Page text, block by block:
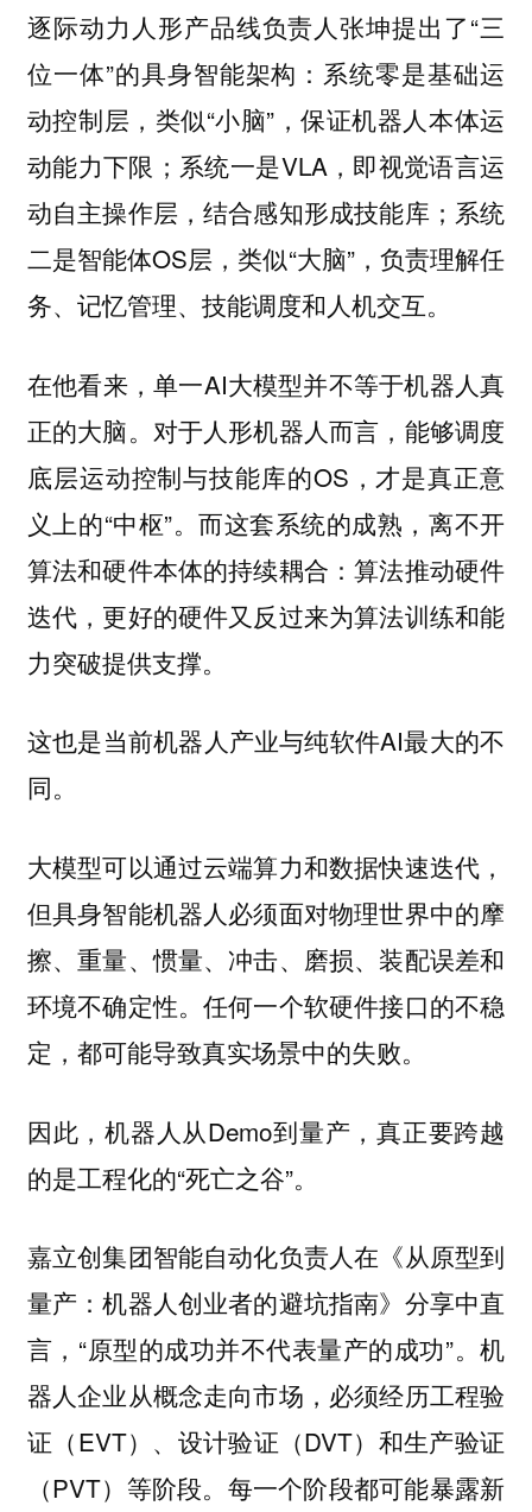
逐际动力人形产品线负责人张坤提出了“三
位一体”的具身智能架构：系统零是基础运
动控制层，类似“小脑”，保证机器人本体运
动能力下限；系统一是VLA，即视觉语言运
动自主操作层，结合感知形成技能库；系统
二是智能体OS层，类似“大脑”，负责理解任
务、记忆管理、技能调度和人机交互。
在他看来，单一AI大模型并不等于机器人真
正的大脑。对于人形机器人而言，能够调度
底层运动控制与技能库的OS，才是真正意
义上的“中枢”。而这套系统的成熟，离不开
算法和硬件本体的持续耦合：算法推动硬件
迭代，更好的硬件又反过来为算法训练和能
力突破提供支撑。
这也是当前机器人产业与纯软件AI最大的不
同。
大模型可以通过云端算力和数据快速迭代，
但具身智能机器人必须面对物理世界中的摩
擦、重量、惯量、冲击、磨损、装配误差和
环境不确定性。任何一个软硬件接口的不稳
定，都可能导致真实场景中的失败。
因此，机器人从Demo到量产，真正要跨越
的是工程化的“死亡之谷”。
嘉立创集团智能自动化负责人在《从原型到
量产：机器人创业者的避坑指南》分享中直
言，“原型的成功并不代表量产的成功”。机
器人企业从概念走向市场，必须经历工程验
证（EVT）、设计验证（DVT）和生产验证
（PVT）等阶段。每一个阶段都可能暴露新